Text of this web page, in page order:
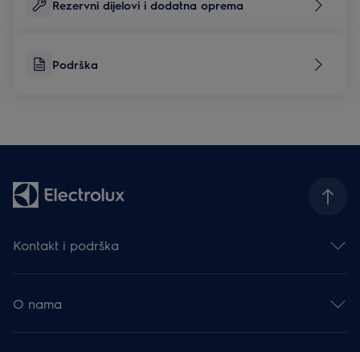
Rezervni dijelovi i dodatna oprema
Podrška
Kontakt i podrška
Newsletter
Facebook
Instagram
O nama